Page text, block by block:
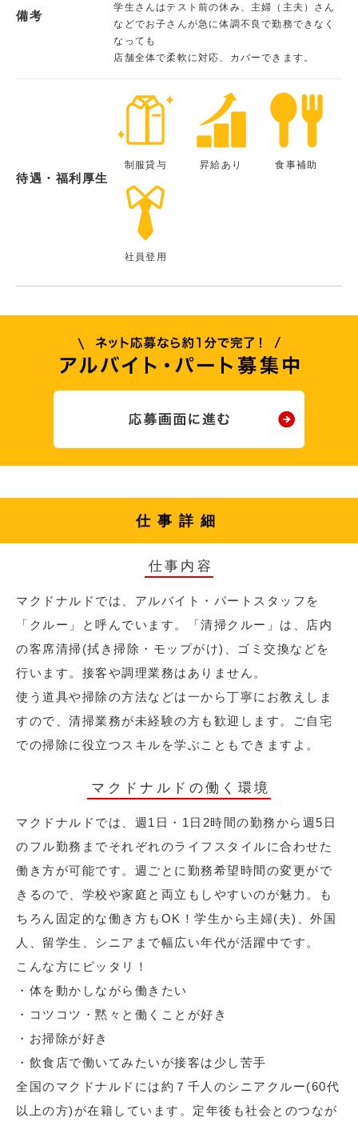
備考
学生さんはテスト前の休み、主婦（主夫）さん
などでお子さんが急に体調不良で勤務できなく
なっても
店舗全体で柔軟に対応、カバーできます。
待遇・福利厚生
制服貸与 昇給あり 食事補助
社員登用
仕事詳細
仕事内容
マクドナルドでは、アルバイト・パートスタッフを
「クルー」と呼んでいます。「清掃クルー」は、店内
の客席清掃(拭き掃除・モップがけ)、ゴミ交換などを
行います。接客や調理業務はありません。
使う道具や掃除の方法などは一から丁寧にお教えしま
すので、清掃業務が未経験の方も歓迎します。ご自宅
での掃除に役立つスキルを学ぶこともできますよ。
マクドナルドの働く環境
マクドナルドでは、週1日・1日2時間の勤務から週5日
のフル勤務までそれぞれのライフスタイルに合わせた
働き方が可能です。週ごとに勤務希望時間の変更がで
きるので、学校や家庭と両立もしやすいのが魅力。も
ちろん固定的な働き方もOK！学生から主婦(夫)、外国
人、留学生、シニアまで幅広い年代が活躍中です。
こんな方にピッタリ！
・体を動かしながら働きたい
・コツコツ・黙々と働くことが好き
・お掃除が好き
・飲食店で働いてみたいが接客は少し苦手
全国のマクドナルドには約７千人のシニアクルー(60代
以上の方)が在籍しています。定年後も社会とのつなが